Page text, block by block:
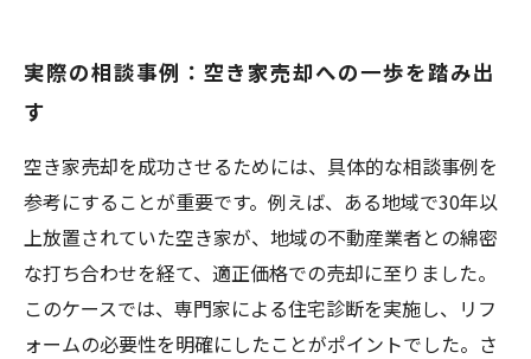
実際の相談事例：空き家売却への一歩を踏み出
す
空き家売却を成功させるためには、具体的な相談事例を
参考にすることが重要です。例えば、ある地域で30年以
上放置されていた空き家が、地域の不動産業者との綿密
な打ち合わせを経て、適正価格での売却に至りました。
このケースでは、専門家による住宅診断を実施し、リフ
ォームの必要性を明確にしたことがポイントでした。さ